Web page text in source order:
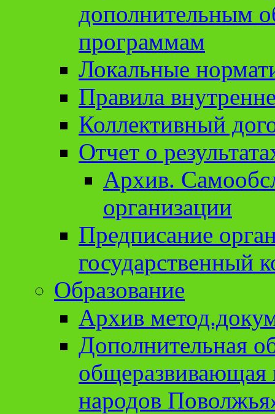
дополнительным
программам
Локальные
Правила
Коллективный
Отчет о
Архив.
организации
Предписание
государственный
Образование
Архив
Дополнительная
народов